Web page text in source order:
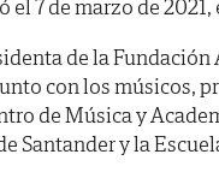
el 7 de marzo de
de la
con los músicos,
de Música y
Santander y la